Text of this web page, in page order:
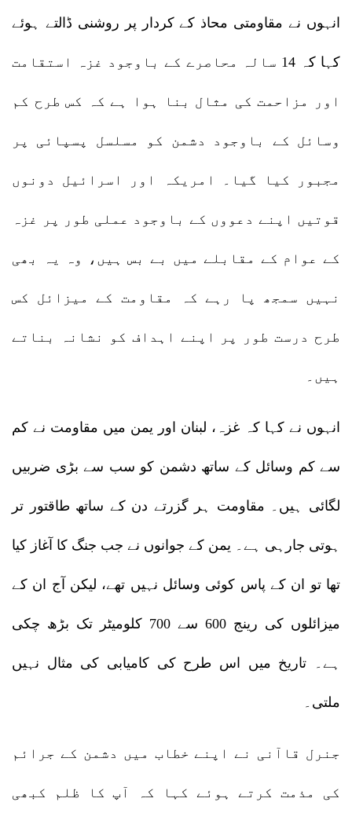
انہوں نے مقاومتی محاذ کے کردار پر روشنی ڈالتے ہوئے
کہا کہ 14 سالہ محاصرے کے باوجود غزہ استقامت
اور مزاحمت کی مثال بنا ہوا ہے کہ کس طرح کم
وسائل کے باوجود دشمن کو مسلسل پسپائی پر
مجبور کیا گیا۔ امریکہ اور اسرائیل دونوں
قوتیں اپنے دعووں کے باوجود عملی طور پر غزہ
کے عوام کے مقابلے میں بے بس ہیں، وہ یہ بھی
نہیں سمجھ پا رہے کہ مقاومت کے میزائل کس
طرح درست طور پر اپنے اہداف کو نشانہ بناتے
ہیں۔
انہوں نے کہا کہ غزہ، لبنان اور یمن میں مقاومت نے کم
سے کم وسائل کے ساتھ دشمن کو سب سے بڑی ضربیں
لگائی ہیں۔ مقاومت ہر گزرتے دن کے ساتھ طاقتور تر
ہوتی جارہی ہے۔ یمن کے جوانوں نے جب جنگ کا آغاز کیا
تھا تو ان کے پاس کوئی وسائل نہیں تھے، لیکن آج ان کے
میزائلوں کی رینج 600 سے 700 کلومیٹر تک بڑھ چکی
ہے۔ تاریخ میں اس طرح کی کامیابی کی مثال نہیں
ملتی۔
جنرل قاآنی نے اپنے خطاب میں دشمن کے جرائم
کی مذمت کرتے ہوئے کہا کہ آپ کا ظلم کبھی